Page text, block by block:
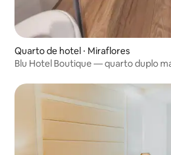
Quarto de hotel ⋅ Miraflores
Blu Hotel Boutique — quarto duplo